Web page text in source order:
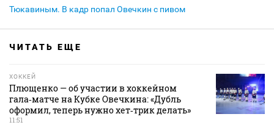
Тюкавиным. В кадр попал Овечкин с пивом
ЧИТАТЬ ЕЩЕ
ХОККЕЙ
Плющенко — об участии в хоккейном
гала‑матче на Кубке Овечкина: «Дубль
оформил, теперь нужно хет‑трик делать»
11:51